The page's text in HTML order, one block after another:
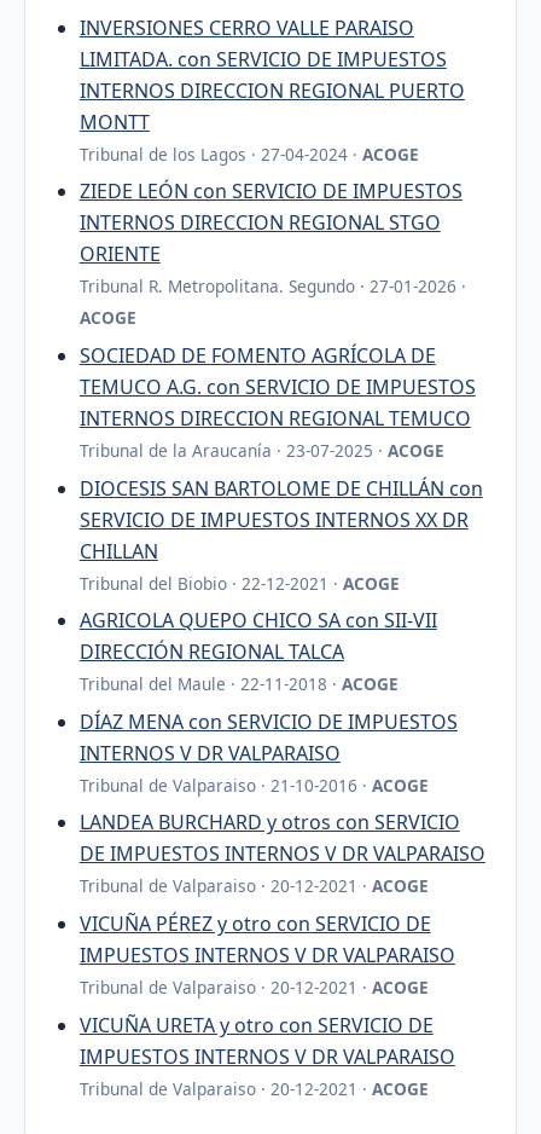
INVERSIONES CERRO VALLE PARAISO
LIMITADA. con SERVICIO DE IMPUESTOS
INTERNOS DIRECCION REGIONAL PUERTO
MONTT
Tribunal de los Lagos · 27-04-2024 · ACOGE
ZIEDE LEÓN con SERVICIO DE IMPUESTOS
INTERNOS DIRECCION REGIONAL STGO
ORIENTE
Tribunal R. Metropolitana. Segundo · 27-01-2026 ·
ACOGE
SOCIEDAD DE FOMENTO AGRÍCOLA DE
TEMUCO A.G. con SERVICIO DE IMPUESTOS
INTERNOS DIRECCION REGIONAL TEMUCO
Tribunal de la Araucanía · 23-07-2025 · ACOGE
DIOCESIS SAN BARTOLOME DE CHILLÁN con
SERVICIO DE IMPUESTOS INTERNOS XX DR
CHILLAN
Tribunal del Biobio · 22-12-2021 · ACOGE
AGRICOLA QUEPO CHICO SA con SII-VII
DIRECCIÓN REGIONAL TALCA
Tribunal del Maule · 22-11-2018 · ACOGE
DÍAZ MENA con SERVICIO DE IMPUESTOS
INTERNOS V DR VALPARAISO
Tribunal de Valparaiso · 21-10-2016 · ACOGE
LANDEA BURCHARD y otros con SERVICIO
DE IMPUESTOS INTERNOS V DR VALPARAISO
Tribunal de Valparaiso · 20-12-2021 · ACOGE
VICUÑA PÉREZ y otro con SERVICIO DE
IMPUESTOS INTERNOS V DR VALPARAISO
Tribunal de Valparaiso · 20-12-2021 · ACOGE
VICUÑA URETA y otro con SERVICIO DE
IMPUESTOS INTERNOS V DR VALPARAISO
Tribunal de Valparaiso · 20-12-2021 · ACOGE